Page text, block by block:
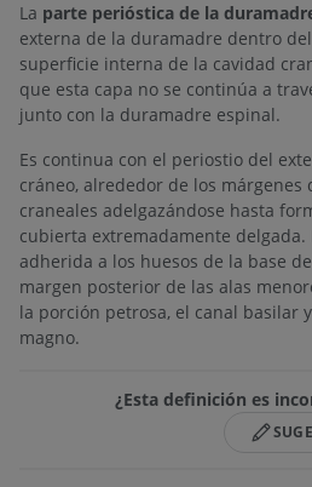
La parte perióstica de la
externa de la duramadre dentro
superficie interna de la cavidad
que esta capa no se continúa a
junto con la duramadre espinal.
Es continua con el periostio del
cráneo, alrededor de los márgenes
craneales adelgazándose hasta
cubierta extremadamente delgada.
adherida a los huesos de la base
margen posterior de las alas
la porción petrosa, el canal basilar
magno.
¿Esta definición es